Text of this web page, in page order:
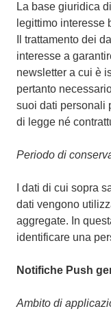
La base giuridica
legittimo interesse
Il trattamento dei
interesse a
newsletter a cui è
pertanto
suoi dati personali
di legge né
Periodo di
I dati di cui sopra
dati vengono
aggregate. In
identificare una
Notifiche Push
Ambito di